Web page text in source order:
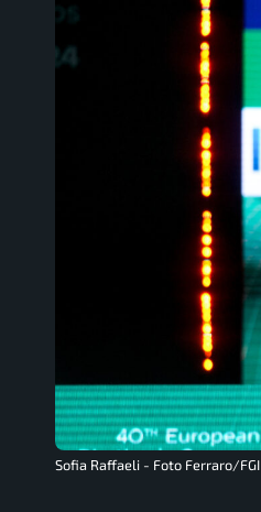
Sofia Raffaeli - Foto Ferraro/FGI